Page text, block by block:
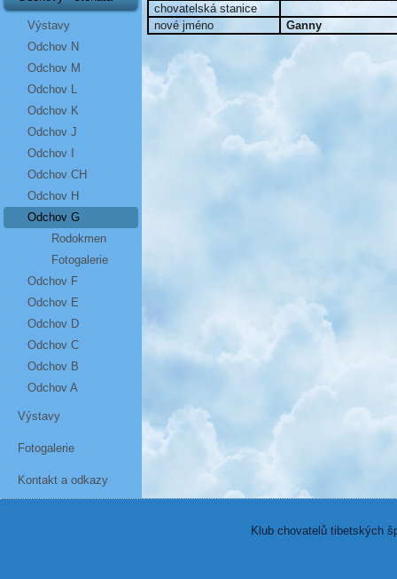
Výstavy
Odchov N
Odchov M
Odchov L
Odchov K
Odchov J
Odchov I
Odchov CH
Odchov H
Odchov G
Rodokmen
Fotogalerie
Odchov F
Odchov E
Odchov D
Odchov C
Odchov B
Odchov A
Výstavy
Fotogalerie
Kontakt a odkazy
chovatelská stanice
nové jméno
Ganny
Klub chovatelů tibetských